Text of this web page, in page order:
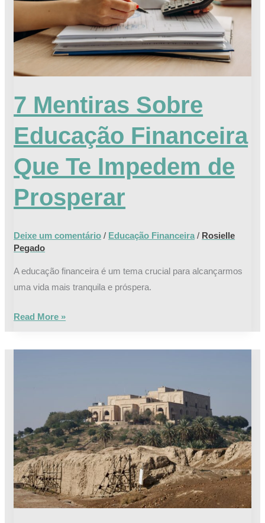
7 Mentiras Sobre
Educação Financeira
Que Te Impedem de
Prosperar
Deixe um comentário / Educação Financeira / Rosielle
Pegado
A educação financeira é um tema crucial para alcançarmos
uma vida mais tranquila e próspera.
Que
Impedem
Prosperar
Read More »
mais
rico
da
Babilônia
–